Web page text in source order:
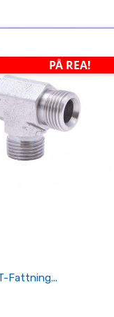
PÅ REA!
Fattning...